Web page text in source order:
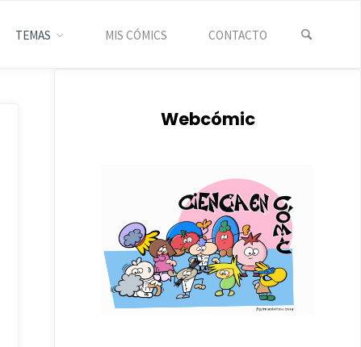
TEMAS MIS CÓMICS CONTACTO
Webcómic